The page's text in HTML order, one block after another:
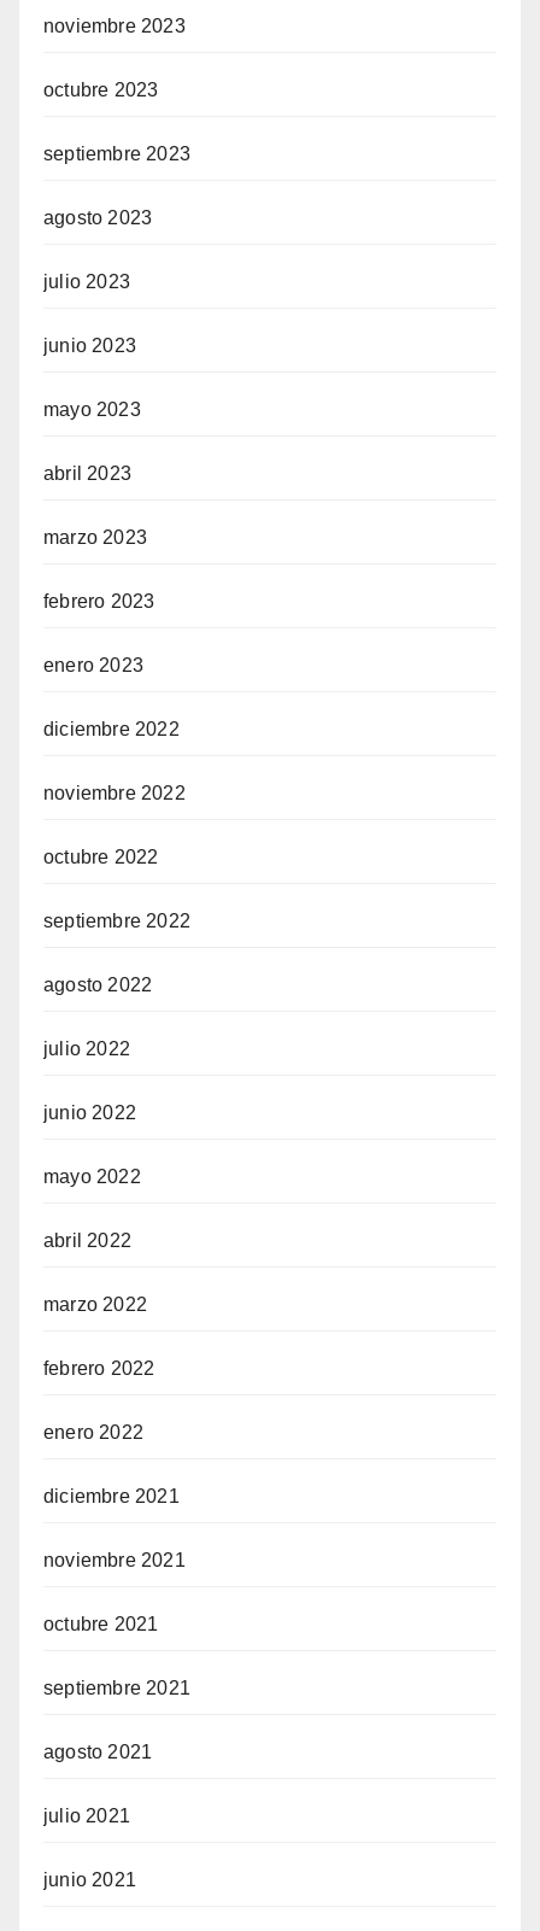
noviembre 2023
octubre 2023
septiembre 2023
agosto 2023
julio 2023
junio 2023
mayo 2023
abril 2023
marzo 2023
febrero 2023
enero 2023
diciembre 2022
noviembre 2022
octubre 2022
septiembre 2022
agosto 2022
julio 2022
junio 2022
mayo 2022
abril 2022
marzo 2022
febrero 2022
enero 2022
diciembre 2021
noviembre 2021
octubre 2021
septiembre 2021
agosto 2021
julio 2021
junio 2021